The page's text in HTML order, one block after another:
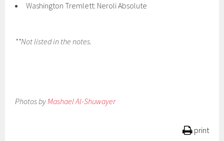
Washington Tremlett: Neroli Absolute
**Not listed in the notes.
Photos byMashael Al-Shuwayer
print